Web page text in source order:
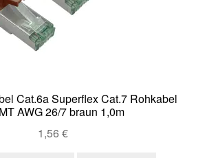
Cat.6a Superflex Cat.7 Rohkabel
AWG 26/7 braun 1,0m
1,56 €